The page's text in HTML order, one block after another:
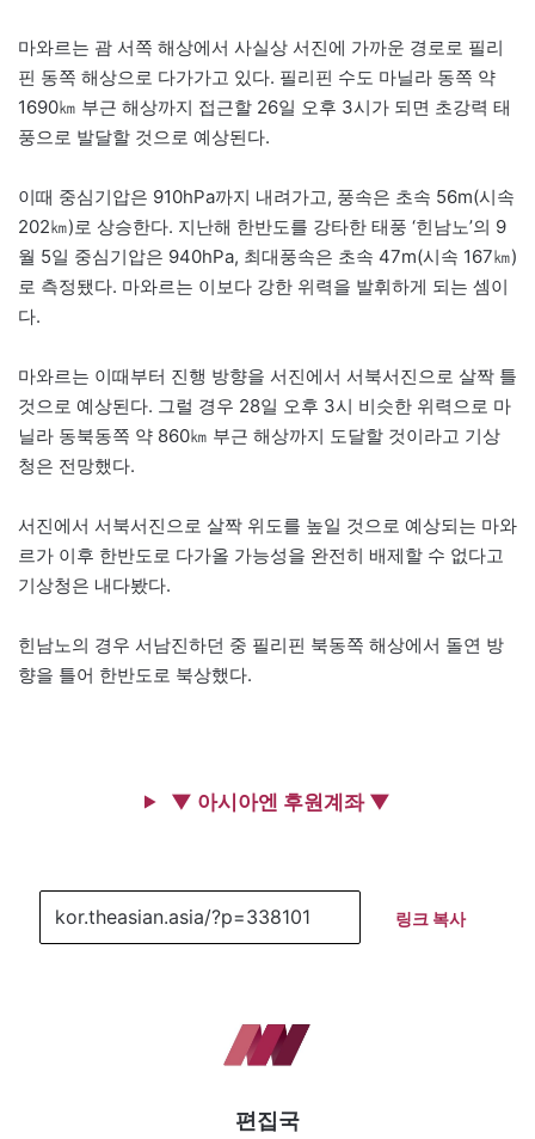
마와르는 괌 서쪽 해상에서 사실상 서진에 가까운 경로로 필리
핀 동쪽 해상으로 다가가고 있다. 필리핀 수도 마닐라 동쪽 약
1690㎞ 부근 해상까지 접근할 26일 오후 3시가 되면 초강력 태
풍으로 발달할 것으로 예상된다.
이때 중심기압은 910hPa까지 내려가고, 풍속은 초속 56m(시속
202㎞)로 상승한다. 지난해 한반도를 강타한 태풍 ‘힌남노’의 9
월 5일 중심기압은 940hPa, 최대풍속은 초속 47m(시속 167㎞)
로 측정됐다. 마와르는 이보다 강한 위력을 발휘하게 되는 셈이
다.
마와르는 이때부터 진행 방향을 서진에서 서북서진으로 살짝 틀
것으로 예상된다. 그럴 경우 28일 오후 3시 비슷한 위력으로 마
닐라 동북동쪽 약 860㎞ 부근 해상까지 도달할 것이라고 기상
청은 전망했다.
서진에서 서북서진으로 살짝 위도를 높일 것으로 예상되는 마와
르가 이후 한반도로 다가올 가능성을 완전히 배제할 수 없다고
기상청은 내다봤다.
힌남노의 경우 서남진하던 중 필리핀 북동쪽 해상에서 돌연 방
향을 틀어 한반도로 북상했다.
▼ 아시아엔 후원계좌 ▼
링크 복사
편집국